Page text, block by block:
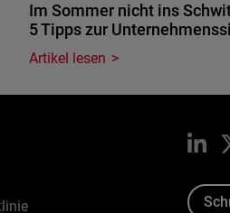
Im Sommer nicht ins
5 Tipps zur
Artikel lesen